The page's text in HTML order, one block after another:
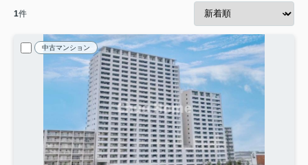
1件
中古マンション